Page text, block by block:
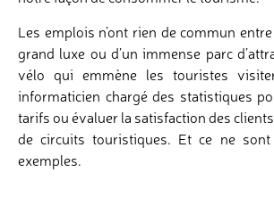
Les emplois n’ont rien de commun
grand luxe ou d’un immense parc
vélo qui emmène les touristes
informaticien chargé des statistiques
tarifs ou évaluer la satisfaction des
de circuits touristiques. Et ce ne
exemples.